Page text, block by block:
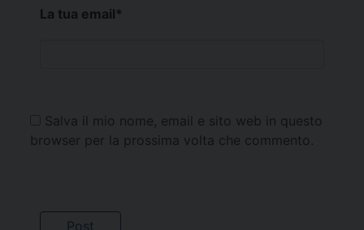
La tua email*
Salva il mio nome, email e sito web in questo
browser per la prossima volta che commento.